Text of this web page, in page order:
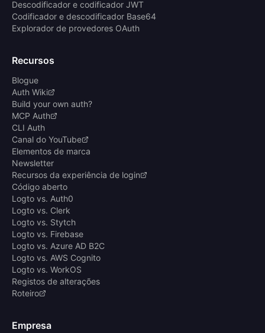
Descodificador e codificador JWT
Codificador e descodificador Base64
Explorador de provedores OAuth
Recursos
Blogue
Auth Wiki
Build your own auth?
MCP Auth
CLI Auth
Canal do YouTube
Elementos de marca
Newsletter
Recursos da experiência de login
Código aberto
Logto vs. Auth0
Logto vs. Clerk
Logto vs. Stytch
Logto vs. Firebase
Logto vs. Azure AD B2C
Logto vs. AWS Cognito
Logto vs. WorkOS
Registos de alterações
Roteiro
Empresa